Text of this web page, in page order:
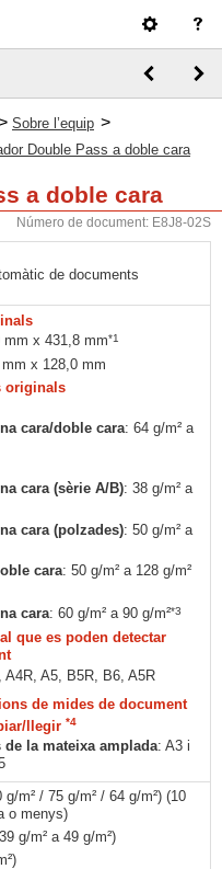
Sobre l’equip >
Double Pass a doble cara
a doble cara
Número de document: E8J8-02S
de documents
mm x 431,8 mm*1
x 128,0 mm
originals
cara/doble cara: 64 g/m² a
cara (sèrie A/B): 38 g/m² a
cara (polzades): 50 g/m² a
cara: 50 g/m² a 128 g/m²
cara: 60 g/m² a 90 g/m²*3
que es poden detectar
A5, B5R, B6, A5R
de mides de document
llegir *4
de la mateixa amplada: A3 i
g/m² / 75 g/m² / 64 g/m²) (10
o menys)
g/m² a 49 g/m²)